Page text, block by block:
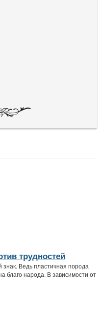
трудностей
знак. Ведь пластичная порода
благо народа. В зависимости от